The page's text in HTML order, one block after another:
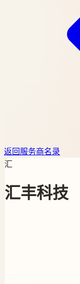
返回服务商名录
汇
汇丰科技